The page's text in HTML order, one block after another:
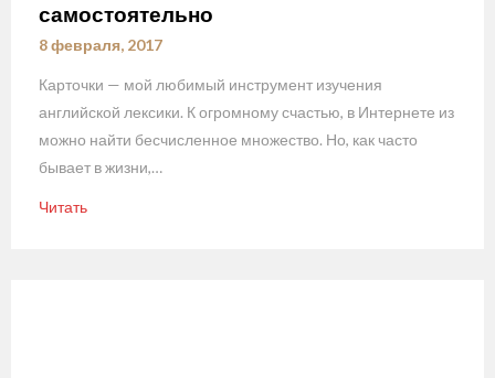
самостоятельно
8 февраля, 2017
Карточки — мой любимый инструмент изучения
английской лексики. К огромному счастью, в Интернете из
можно найти бесчисленное множество. Но, как часто
бывает в жизни,…
Читать